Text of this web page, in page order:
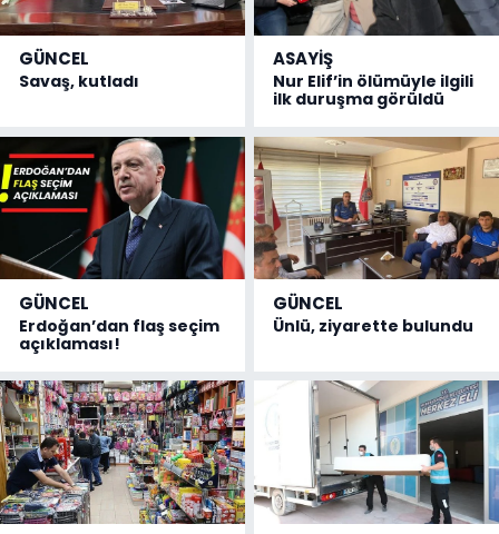
GÜNCEL
Savaş, kutladı
ASAYİŞ
Nur Elif’in ölümüyle ilgili
ilk duruşma görüldü
GÜNCEL
Erdoğan’dan flaş seçim
açıklaması!
GÜNCEL
Ünlü, ziyarette bulundu